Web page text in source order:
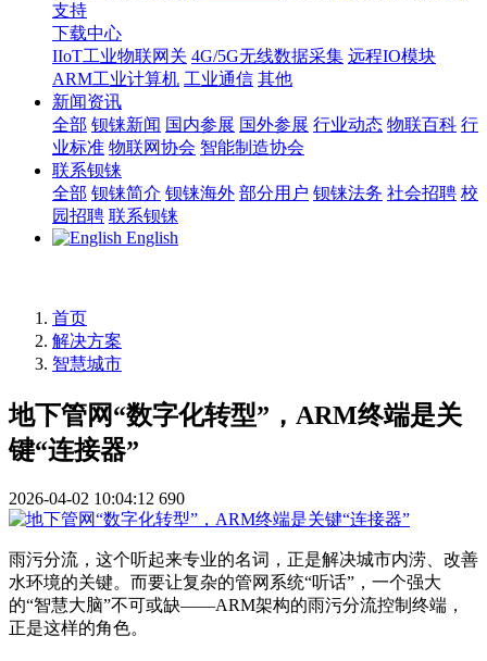
支持
下载中心
IIoT工业物联网关 4G/5G无线数据采集 远程IO模块
ARM工业计算机 工业通信 其他
新闻资讯
全部 钡铼新闻 国内参展 国外参展 行业动态 物联百科 行
业标准 物联网协会 智能制造协会
联系钡铼
全部 钡铼简介 钡铼海外 部分用户 钡铼法务 社会招聘 校
园招聘 联系钡铼
English
首页
解决方案
智慧城市
地下管网“数字化转型”，ARM终端是关
键“连接器”
2026-04-02 10:04:12 690
雨污分流，这个听起来专业的名词，正是解决城市内涝、改善
水环境的关键。而要让复杂的管网系统“听话”，一个强大
的“智慧大脑”不可或缺——ARM架构的雨污分流控制终端，
正是这样的角色。